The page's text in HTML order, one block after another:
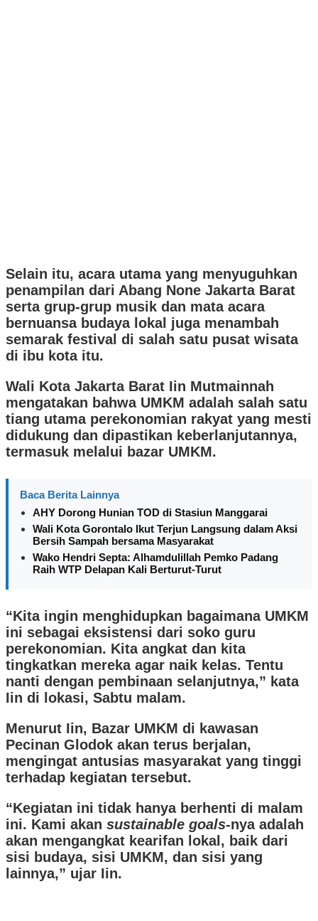
Selain itu, acara utama yang menyuguhkan
penampilan dari Abang None Jakarta Barat
serta grup-grup musik dan mata acara
bernuansa budaya lokal juga menambah
semarak festival di salah satu pusat wisata
di ibu kota itu.
Wali Kota Jakarta Barat Iin Mutmainnah
mengatakan bahwa UMKM adalah salah satu
tiang utama perekonomian rakyat yang mesti
didukung dan dipastikan keberlanjutannya,
termasuk melalui bazar UMKM.
Baca Berita Lainnya
AHY Dorong Hunian TOD di Stasiun Manggarai
Wali Kota Gorontalo Ikut Terjun Langsung dalam Aksi
Bersih Sampah bersama Masyarakat
Wako Hendri Septa: Alhamdulillah Pemko Padang
Raih WTP Delapan Kali Berturut-Turut
“Kita ingin menghidupkan bagaimana UMKM
ini sebagai eksistensi dari soko guru
perekonomian. Kita angkat dan kita
tingkatkan mereka agar naik kelas. Tentu
nanti dengan pembinaan selanjutnya,” kata
Iin di lokasi, Sabtu malam.
Menurut Iin, Bazar UMKM di kawasan
Pecinan Glodok akan terus berjalan,
mengingat antusias masyarakat yang tinggi
terhadap kegiatan tersebut.
“Kegiatan ini tidak hanya berhenti di malam
ini. Kami akan sustainable goals-nya adalah
akan mengangkat kearifan lokal, baik dari
sisi budaya, sisi UMKM, dan sisi yang
lainnya,” ujar Iin.